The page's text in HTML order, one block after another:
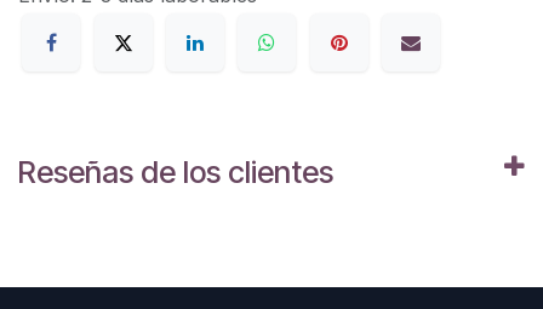
Reseñas de los clientes